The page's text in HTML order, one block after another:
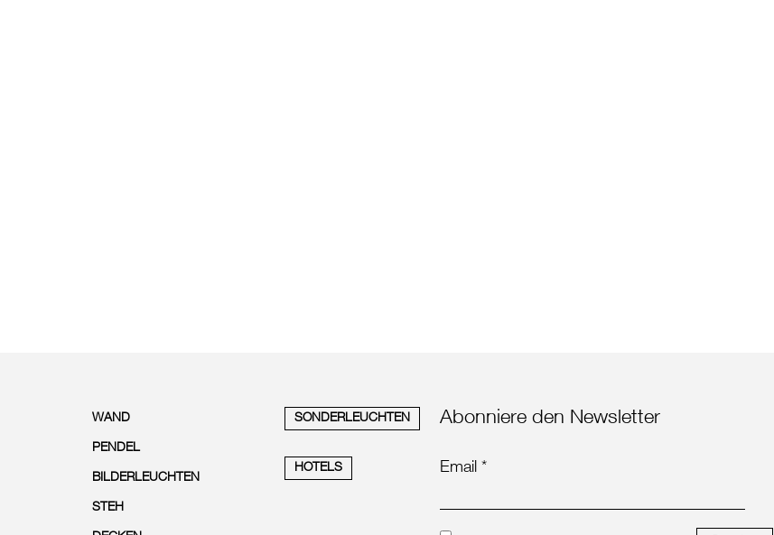
WAND
PENDEL
BILDERLEUCHTEN
STEH
SONDERLEUCHTEN
HOTELS
Abonniere den Newsletter
Email *